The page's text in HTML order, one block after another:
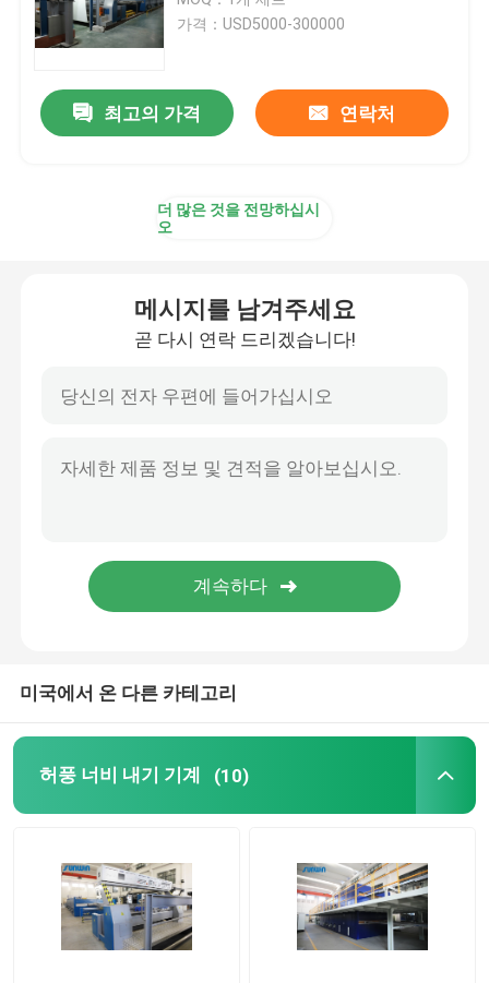
직물 염색 기계
스텐터 완료기
드라이어 기계를 완화시키세요
가격：USD5000-300000
최고의 가격 연락처
더 많은 것을 전망하십시
오
메시지를 남겨주세요
곧 다시 연락 드리겠습니다!
미국에서 온 다른 카테고리
허풍 너비 내기 기계 (10)